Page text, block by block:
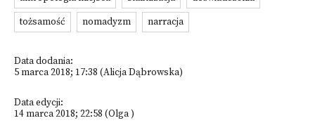
tożsamość
nomadyzm narracja
Data dodania:
5 marca 2018; 17:38 (Alicja Dąbrowska)
Data edycji:
14 marca 2018; 22:58 (Olga )